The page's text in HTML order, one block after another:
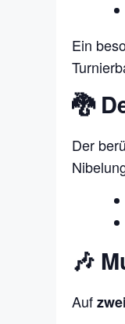
Ein
🐉
Der
🎶
Auf